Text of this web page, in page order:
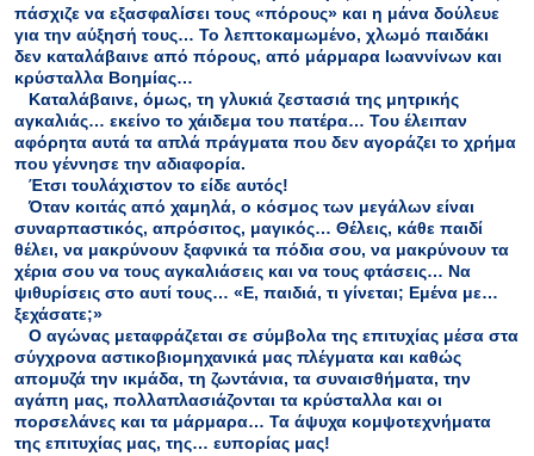
πάσχιζε να εξασφαλίσει τους «πόρους» και η μάνα δούλευε
για την αύξησή τους… Το λεπτοκαμωμένο, χλωμό παιδάκι
δεν καταλάβαινε από πόρους, από μάρμαρα Ιωαννίνων και
κρύσταλλα Βοημίας…
Καταλάβαινε, όμως, τη γλυκιά ζεστασιά της μητρικής
αγκαλιάς… εκείνο το χάιδεμα του πατέρα… Του έλειπαν
αφόρητα αυτά τα απλά πράγματα που δεν αγοράζει το χρήμα
που γέννησε την αδιαφορία.
Έτσι τουλάχιστον το είδε αυτός!
Όταν κοιτάς από χαμηλά, ο κόσμος των μεγάλων είναι
συναρπαστικός, απρόσιτος, μαγικός… Θέλεις, κάθε παιδί
θέλει, να μακρύνουν ξαφνικά τα πόδια σου, να μακρύνουν τα
χέρια σου να τους αγκαλιάσεις και να τους φτάσεις… Να
ψιθυρίσεις στο αυτί τους… «Ε, παιδιά, τι γίνεται; Εμένα με…
ξεχάσατε;»
Ο αγώνας μεταφράζεται σε σύμβολα της επιτυχίας μέσα στα
σύγχρονα αστικοβιομηχανικά μας πλέγματα και καθώς
απομυζά την ικμάδα, τη ζωντάνια, τα συναισθήματα, την
αγάπη μας, πολλαπλασιάζονται τα κρύσταλλα και οι
πορσελάνες και τα μάρμαρα… Τα άψυχα κομψοτεχνήματα
της επιτυχίας μας, της… ευπορίας μας!